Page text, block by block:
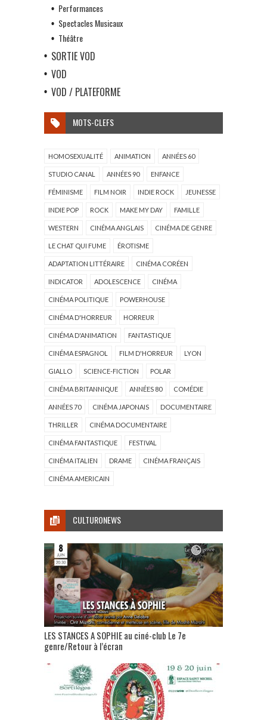
Performances
Spectacles Musicaux
Théâtre
SORTIE VOD
VOD
VOD / PLATEFORME
MOTS-CLEFS
HOMOSEXUALITÉ ANIMATION ANNÉES 60
STUDIO CANAL ANNÉES 90 ENFANCE
FÉMINISME FILM NOIR INDIE ROCK JEUNESSE
INDIE POP ROCK MAKE MY DAY FAMILLE
WESTERN CINÉMA ANGLAIS CINÉMA DE GENRE
LE CHAT QUI FUME ÉROTISME
ADAPTATION LITTÉRAIRE CINÉMA CORÉEN
INDICATOR ADOLESCENCE CINÉMA
CINÉMA POLITIQUE POWERHOUSE
CINÉMA D'HORREUR HORREUR
CINÉMA D'ANIMATION FANTASTIQUE
CINÉMA ESPAGNOL FILM D'HORREUR LYON
GIALLO SCIENCE-FICTION POLAR
CINÉMA BRITANNIQUE ANNÉES 80 COMÉDIE
ANNÉES 70 CINÉMA JAPONAIS DOCUMENTAIRE
THRILLER CINÉMA DOCUMENTAIRE
CINÉMA FANTASTIQUE FESTIVAL
CINÉMA ITALIEN DRAME CINÉMA FRANÇAIS
CINÉMA AMERICAIN
CULTURONEWS
LES STANCES A SOPHIE au ciné-club Le 7e
genre/Retour à l’écran